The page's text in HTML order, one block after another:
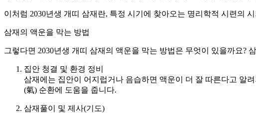
이처럼 2030년생 개띠 삼재란, 특정 시기에 찾아오는 명리학적 시련의
삼재의 액운을 막는 방법
그렇다면 2030년생 개띠 삼재의 액운을 막는 방법은 무엇이 있을까요?
집안 청결 및 환경 정비
삼재에는 집안이 어지럽거나 음습하면 액운이 더 잘 따른다고 알
(氣) 순환에 도움을 줍니다.
삼재풀이 및 제사(기도)